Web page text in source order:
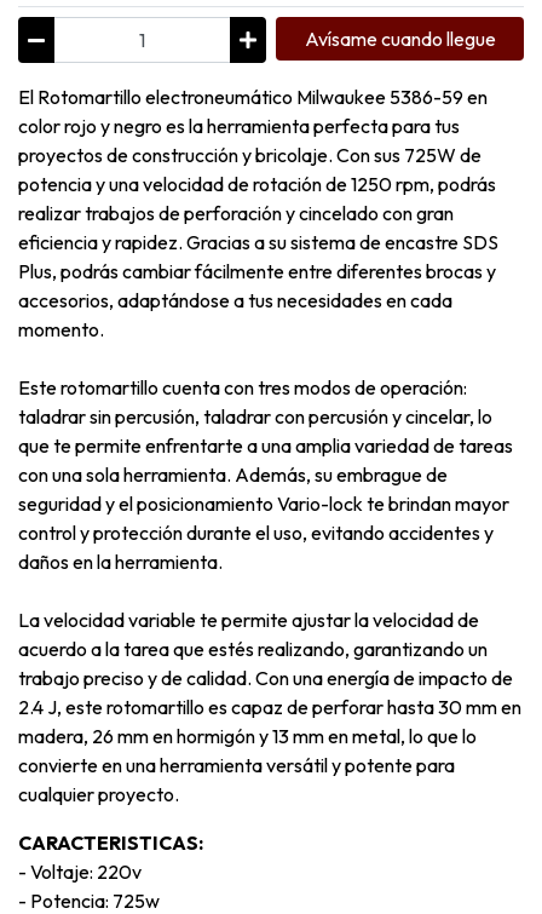
Avísame cuando llegue
El Rotomartillo electroneumático Milwaukee 5386-59 en
color rojo y negro es la herramienta perfecta para tus
proyectos de construcción y bricolaje. Con sus 725W de
potencia y una velocidad de rotación de 1250 rpm, podrás
realizar trabajos de perforación y cincelado con gran
eficiencia y rapidez. Gracias a su sistema de encastre SDS
Plus, podrás cambiar fácilmente entre diferentes brocas y
accesorios, adaptándose a tus necesidades en cada
momento.
Este rotomartillo cuenta con tres modos de operación:
taladrar sin percusión, taladrar con percusión y cincelar, lo
que te permite enfrentarte a una amplia variedad de tareas
con una sola herramienta. Además, su embrague de
seguridad y el posicionamiento Vario-lock te brindan mayor
control y protección durante el uso, evitando accidentes y
daños en la herramienta.
La velocidad variable te permite ajustar la velocidad de
acuerdo a la tarea que estés realizando, garantizando un
trabajo preciso y de calidad. Con una energía de impacto de
2.4 J, este rotomartillo es capaz de perforar hasta 30 mm en
madera, 26 mm en hormigón y 13 mm en metal, lo que lo
convierte en una herramienta versátil y potente para
cualquier proyecto.
CARACTERISTICAS:
- Voltaje: 220v
- Potencia: 725w